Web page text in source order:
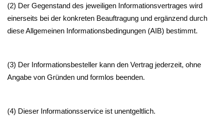
(2) Der Gegenstand des jeweiligen Informationsvertrages wird
einerseits bei der konkreten Beauftragung und ergänzend durch
diese Allgemeinen Informationsbedingungen (AIB) bestimmt.
(3) Der Informationsbesteller kann den Vertrag jederzeit, ohne
Angabe von Gründen und formlos beenden.
(4) Dieser Informationsservice ist unentgeltlich.